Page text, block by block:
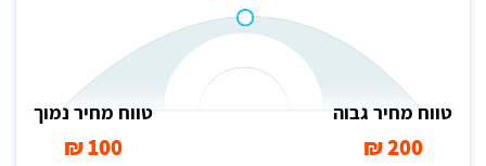
טווח מחיר גבוה
200 ₪
טווח מחיר נמוך
100 ₪